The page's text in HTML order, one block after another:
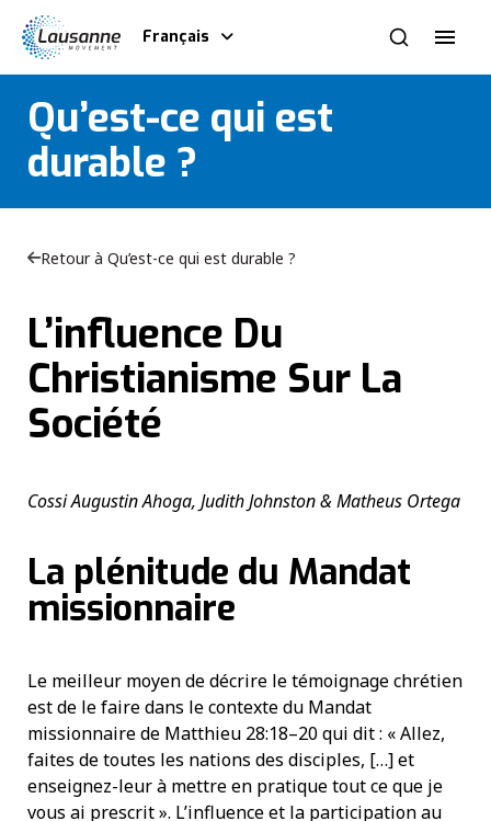
Français
Qu’est-ce qui est
durable ?
Retour à Qu’est-ce qui est durable ?
L’influence Du
Christianisme Sur La
Société
Cossi Augustin Ahoga, Judith Johnston & Matheus Ortega
La plénitude du Mandat
missionnaire
Le meilleur moyen de décrire le témoignage chrétien
est de le faire dans le contexte du Mandat
missionnaire de Matthieu 28:18–20 qui dit : « Allez,
faites de toutes les nations des disciples, […] et
enseignez-leur à mettre en pratique tout ce que je
vous ai prescrit ». L’influence et la participation au